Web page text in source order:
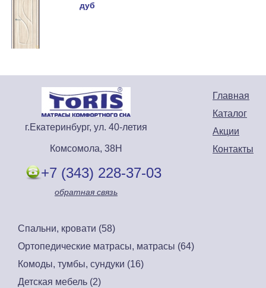
дуб
Главная
Каталог
Акции
Контакты
г.Екатеринбург, ул. 40-летия
Комсомола, 38Н
+7 (343) 228-37-03
обратная связь
Спальни, кровати (58)
Ортопедические матрасы, матрасы (64)
Комоды, тумбы, сундуки (16)
Детская мебель (2)